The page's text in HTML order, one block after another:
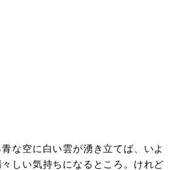
な空に白い雲が湧き立てば、いよ
しい気持ちになるところ。けれど